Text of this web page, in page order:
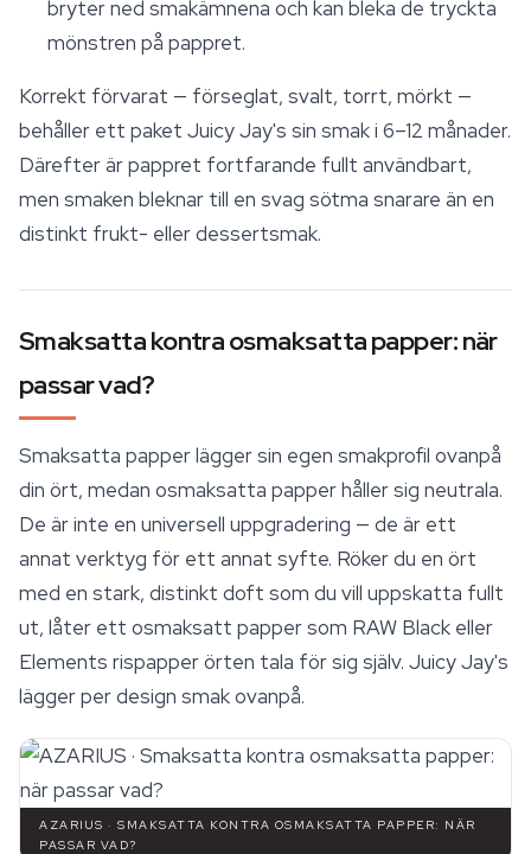
bryter ned smakämnena och kan bleka de tryckta
mönstren på pappret.
Korrekt förvarat — förseglat, svalt, torrt, mörkt —
behåller ett paket Juicy Jay's sin smak i 6–12 månader.
Därefter är pappret fortfarande fullt användbart,
men smaken bleknar till en svag sötma snarare än en
distinkt frukt- eller dessertsmak.
Smaksatta kontra osmaksatta papper: när
passar vad?
Smaksatta papper lägger sin egen smakprofil ovanpå
din ört, medan osmaksatta papper håller sig neutrala.
De är inte en universell uppgradering — de är ett
annat verktyg för ett annat syfte. Röker du en ört
med en stark, distinkt doft som du vill uppskatta fullt
ut, låter ett osmaksatt papper som RAW Black eller
Elements rispapperörten tala för sig själv. Juicy Jay's
lägger per design smak ovanpå.
AZARIUS · SMAKSATTA KONTRA OSMAKSATTA PAPPER: NÄR
PASSAR VAD?